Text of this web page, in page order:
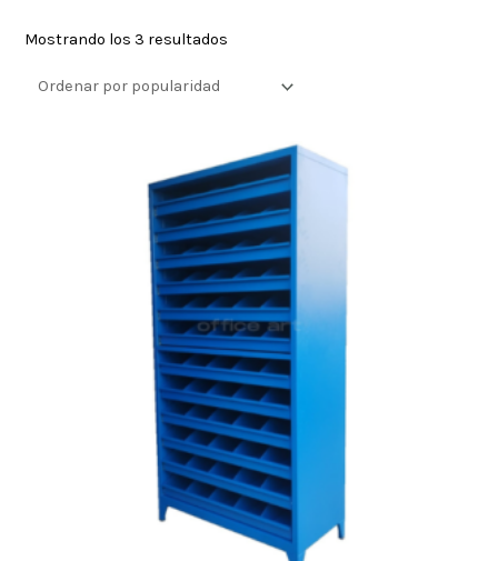
Mostrando los 3 resultados